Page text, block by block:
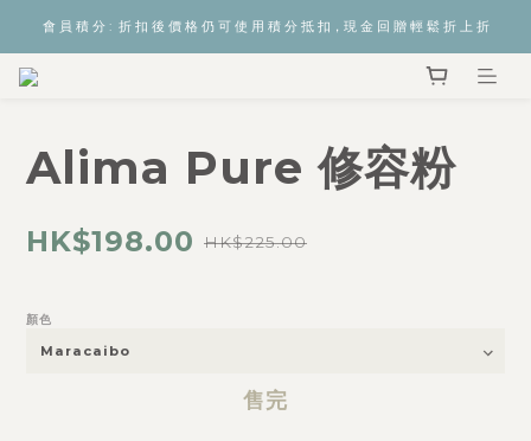
會 員 積 分 :  折 扣 後 價 格 仍 可 使 用 積 分 抵 扣，現 金 回 贈 輕 鬆 折 上 折
Alima Pure 修容粉
HK$198.00 HK$225.00
顏色
售完